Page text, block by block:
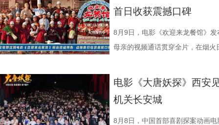
首日收获震撼口碑
8月9日，电影《欢迎来龙餐馆》
母亲的视频通话贯穿全片，在烟
现人物关系与时代背景的复杂情
首站，现场气氛热烈，主创围绕
展开交流，引发强烈共鸣。 微信
电影《大唐妖探》西安
机关长安城
8月8日，中国首部喜剧探案动画